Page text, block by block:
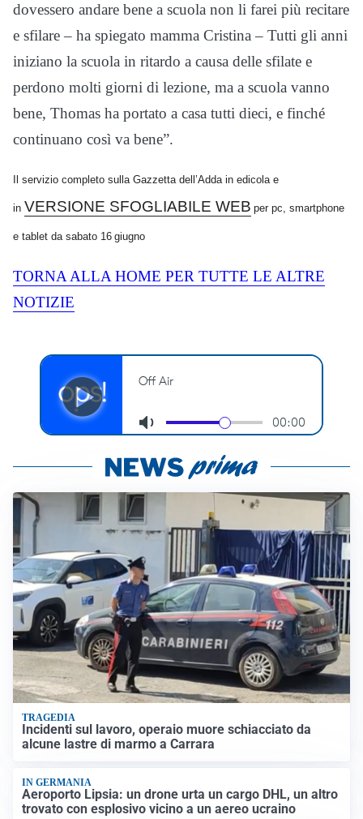
dovessero andare bene a scuola non li farei più recitare
e sfilare – ha spiegato mamma Cristina – Tutti gli anni
iniziano la scuola in ritardo a causa delle sfilate e
perdono molti giorni di lezione, ma a scuola vanno
bene, Thomas ha portato a casa tutti dieci, e finché
continuano così va bene”.
Il servizio completo sulla Gazzetta dell’Adda in edicola e
in VERSIONE SFOGLIABILE WEB per pc, smartphone
e tablet da sabato 16 giugno
TORNA ALLA HOME PER TUTTE LE ALTRE
NOTIZIE
TRAGEDIA
Incidenti sul lavoro, operaio muore schiacciato da
alcune lastre di marmo a Carrara
IN GERMANIA
Aeroporto Lipsia: un drone urta un cargo DHL, un altro
trovato con esplosivo vicino a un aereo ucraino